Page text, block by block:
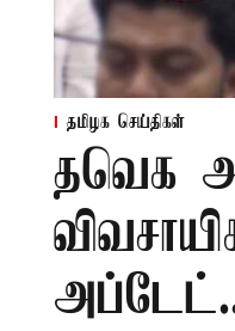
தமிழக செய்திகள்
தவெக